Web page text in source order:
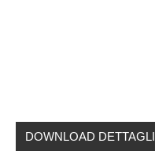
DOWNLOAD DETTAGLI